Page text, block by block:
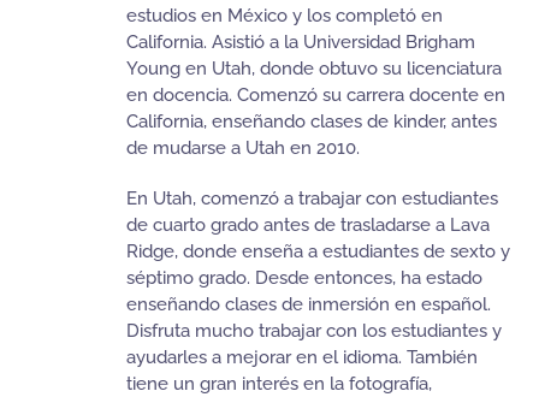
estudios en México y los completó en
California. Asistió a la Universidad Brigham
Young en Utah, donde obtuvo su licenciatura
en docencia. Comenzó su carrera docente en
California, enseñando clases de kinder, antes
de mudarse a Utah en 2010.
En Utah, comenzó a trabajar con estudiantes
de cuarto grado antes de trasladarse a Lava
Ridge, donde enseña a estudiantes de sexto y
séptimo grado. Desde entonces, ha estado
enseñando clases de inmersión en español.
Disfruta mucho trabajar con los estudiantes y
ayudarles a mejorar en el idioma. También
tiene un gran interés en la fotografía,